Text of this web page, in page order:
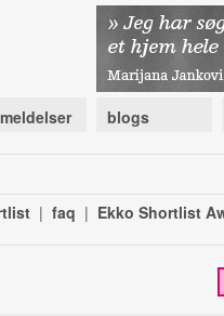
blogs
| faq | Ekko Shortlist